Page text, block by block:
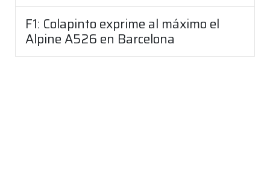
F1: Colapinto exprime al máximo el
Alpine A526 en Barcelona